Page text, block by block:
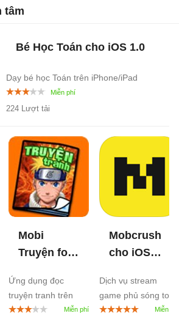
tâm
Bé Học Toán cho iOS 1.0
Dạy bé học Toán trên iPhone/iPad
224 Lượt tải
Mobi
Truyện for
Ứng dụng đọc
truyện tranh trên
iPhone/iPad
Mobcrush
cho iOS
Dịch vụ stream
game phủ sóng toàn
cầu